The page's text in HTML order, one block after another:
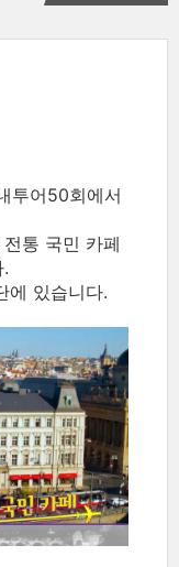
투어50회에서
통 국민 카페
에 있습니다.